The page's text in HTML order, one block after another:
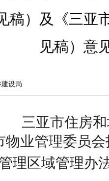
稿）及《三
见稿）意
设局
三亚市住房
物业管理委员会
理区域管理办